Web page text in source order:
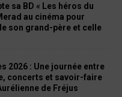
sa BD « Les héros du
au cinéma pour
son grand-père et celle
2026 : Une journée entre
concerts et savoir-faire
de Fréjus